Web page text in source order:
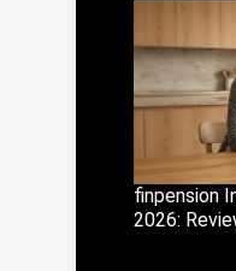
finpension
2026: